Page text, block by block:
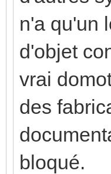
n'a qu'un
d'objet
vrai
des
bloqué.